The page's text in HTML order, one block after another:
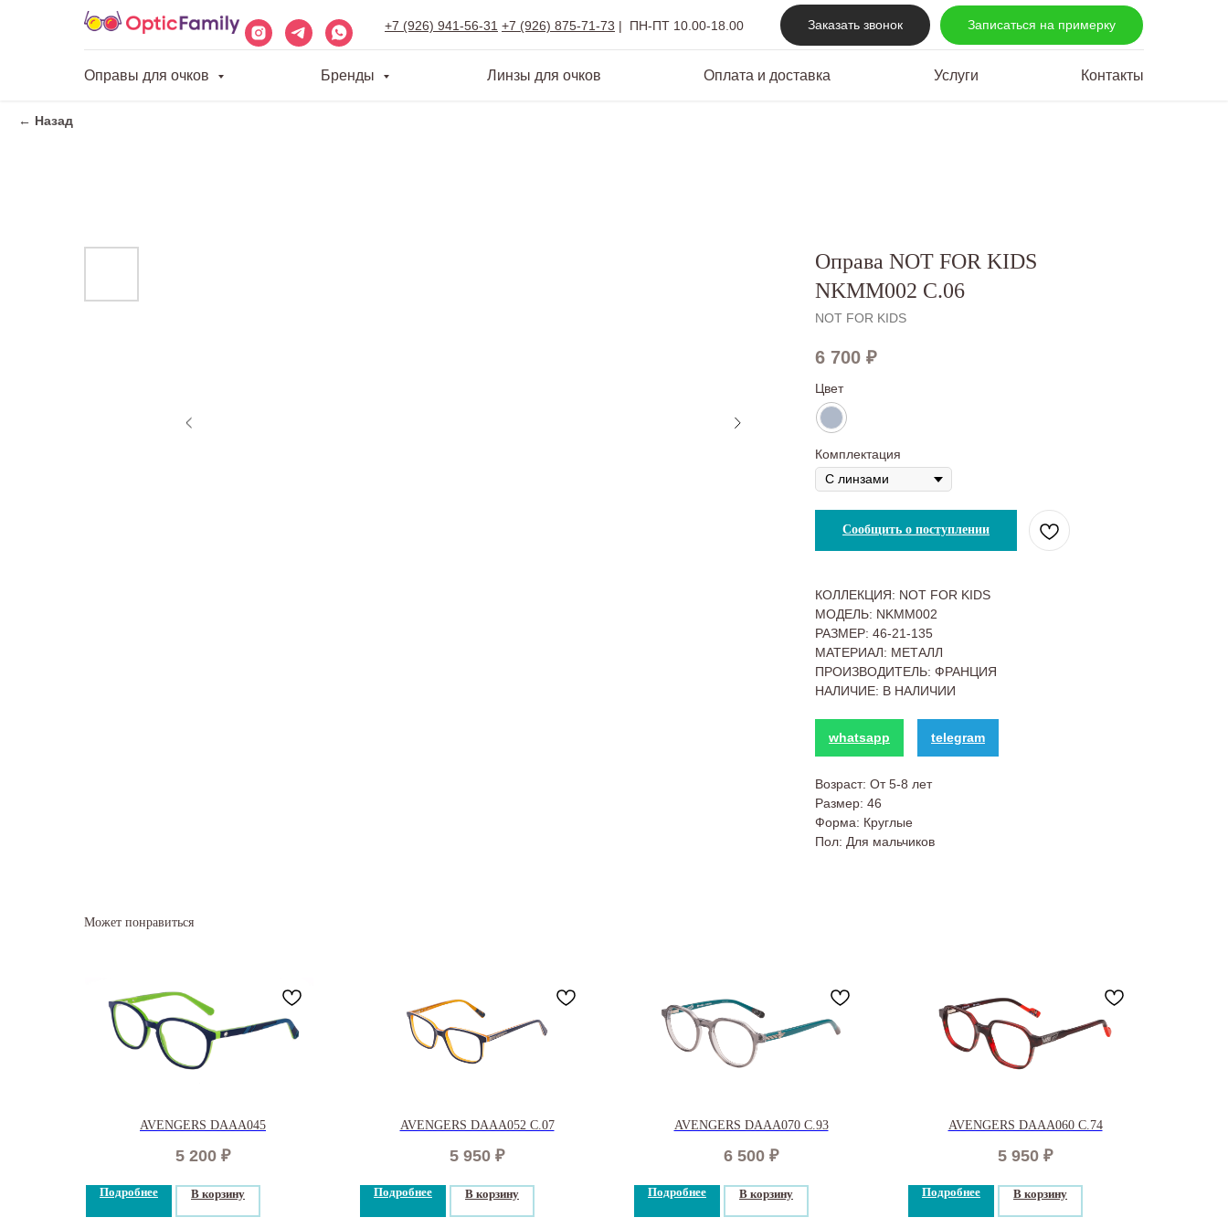
+7 (926) 941-56-31 +7 (926) 875-71-73 | ПН-ПТ 10.00-18.00 Заказать звонок Записаться на примерку
Оправы для очков Бренды Линзы для очков Оплата и доставка Услуги Контакты
← Назад
Оправа NOT FOR KIDS
NKMM002 С.06
NOT FOR KIDS
6 700 ₽
Цвет
Комплектация
Сообщить о поступлении
КОЛЛЕКЦИЯ: NOT FOR KIDS
МОДЕЛЬ: NKMM002
РАЗМЕР: 46-21-135
МАТЕРИАЛ: МЕТАЛЛ
ПРОИЗВОДИТЕЛЬ: ФРАНЦИЯ
НАЛИЧИЕ: В НАЛИЧИИ
whatsapp telegram
Возраст: От 5-8 лет
Размер: 46
Форма: Круглые
Пол: Для мальчиков
Может понравиться
AVENGERS DAAA045
5 200 ₽
Подробнее В корзину
AVENGERS DAAA052 C.07
5 950 ₽
Подробнее В корзину
AVENGERS DAAA070 C.93
6 500 ₽
Подробнее В корзину
AVENGERS DAAA060 C.74
5 950 ₽
Подробнее В корзину